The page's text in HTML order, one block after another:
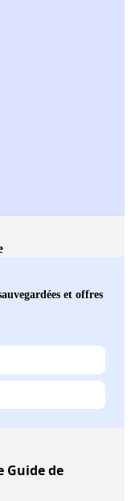
et offres
Guide de